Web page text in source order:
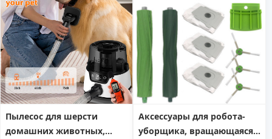
пылесос
Пылесос для шерсти
домашних животных,
Аксессуары для робота-
уборщика, вращающаяся